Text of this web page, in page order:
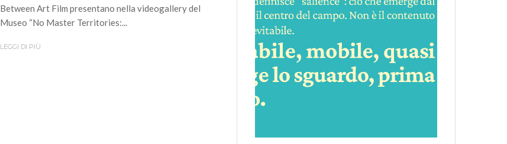
Between Art Film presentano nella videogallery del
Museo “No Master Territories:...
LEGGI DI PIÙ